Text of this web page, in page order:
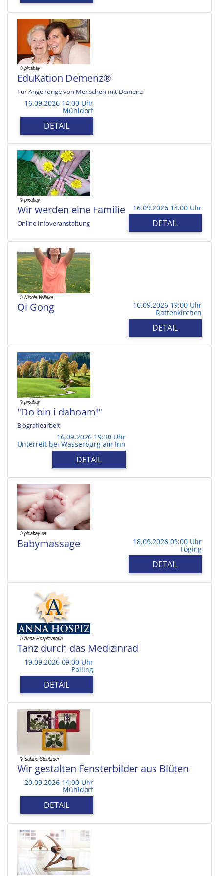
EduKation Demenz®
Für Angehörige von Menschen mit Demenz
16.09.2026 14:00 Uhr
Mühldorf
DETAIL
Wir werden eine Familie
Online Infoveranstaltung
16.09.2026 18:00 Uhr
DETAIL
Qi Gong 16.09.2026 19:00 Uhr
Rattenkirchen
DETAIL
"Do bin i dahoam!"
Biografiearbeit
16.09.2026 19:30 Uhr
Unterreit bei Wasserburg am Inn
DETAIL
Babymassage 18.09.2026 09:00 Uhr
Töging
DETAIL
Tanz durch das Medizinrad
19.09.2026 09:00 Uhr
Polling
DETAIL
Wir gestalten Fensterbilder aus Blüten
20.09.2026 14:00 Uhr
Mühldorf
DETAIL